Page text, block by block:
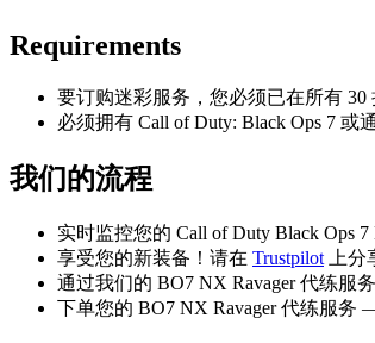
Requirements
要订购迷彩服务，您必须已在所有 30
必须拥有 Call of Duty: Black Ops 7 或
我们的流程
实时监控您的 Call of Duty Black Ops
享受您的新装备！请在 Trustpilot 上分
通过我们的 BO7 NX Ravager 代练服
下单您的 BO7 NX Ravager 代练服务